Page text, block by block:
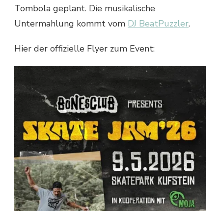
Tombola geplant. Die musikalische
Untermahlung kommt vom DJ BeatPuzzler.
Hier der offizielle Flyer zum Event: